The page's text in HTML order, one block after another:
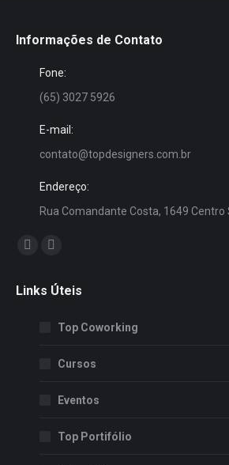
Informações de Contato
Fone:
(65) 3027 5926
E-mail:
contato@topdesigners.com.br
Endereço:
Rua Comandante Costa, 1649 Centro
Encontre-nos em:
opens
window
opens
window
Links Úteis
Top Coworking
Cursos
Eventos
Top Portifólio